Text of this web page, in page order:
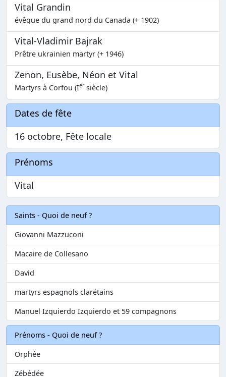
Vital Grandin
évêque du grand nord du Canada (+ 1902)
Vital-Vladimir Bajrak
Prêtre ukrainien martyr (+ 1946)
Zenon, Eusèbe, Néon et Vital
Martyrs à Corfou (Iersiècle)
Dates de fête
16 octobre, Fête locale
Prénoms
Vital
Saints - Quoi de neuf ?
Giovanni Mazzuconi
Macaire de Collesano
David
martyrs espagnols clarétains
Manuel Izquierdo Izquierdo et 59 compagnons
Prénoms - Quoi de neuf ?
Orphée
Zébédée